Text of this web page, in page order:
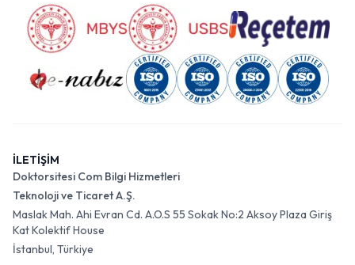
İLETİŞİM
Doktorsitesi Com Bilgi Hizmetleri
Teknoloji ve Ticaret A.Ş.
Maslak Mah. Ahi Evran Cd. A.O.S 55 Sokak No:2 Aksoy Plaza Giriş
Kat Kolektif House
İstanbul, Türkiye